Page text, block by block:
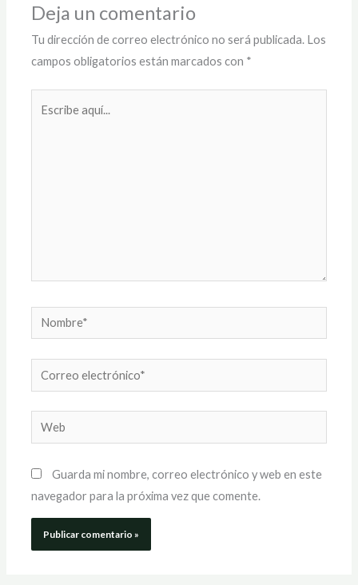
Deja un comentario
Tu dirección de correo electrónico no será publicada. Los
campos obligatorios están marcados con *
Nombre*
Correo
electrónico*
Web
Guarda mi nombre, correo electrónico y web en este
navegador para la próxima vez que comente.